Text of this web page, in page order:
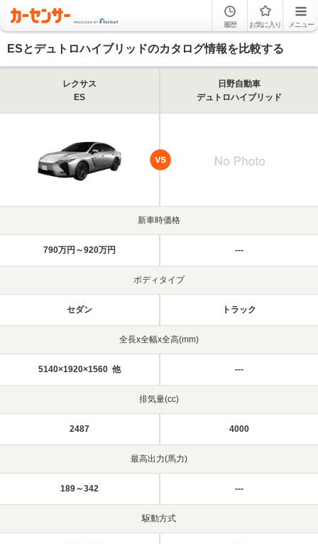
履歴 お気に入り メニュー
ESとデュトロハイブリッドのカタログ情報を比較する
レクサス
ES
日野自動車
デュトロハイブリッド
新車時価格
790万円～920万円 ---
ボディタイプ
セダン トラック
全長x全幅x全高(mm)
5140×1920×1560 他 ---
排気量(cc)
2487 4000
最高出力(馬力)
189～342 ---
駆動方式